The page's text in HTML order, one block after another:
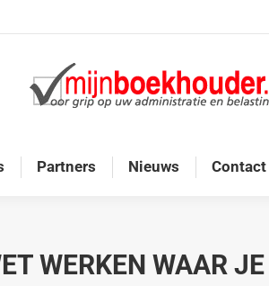
Partners Nieuws Contact
WERKEN WAAR
Diensten Onze doelgroep